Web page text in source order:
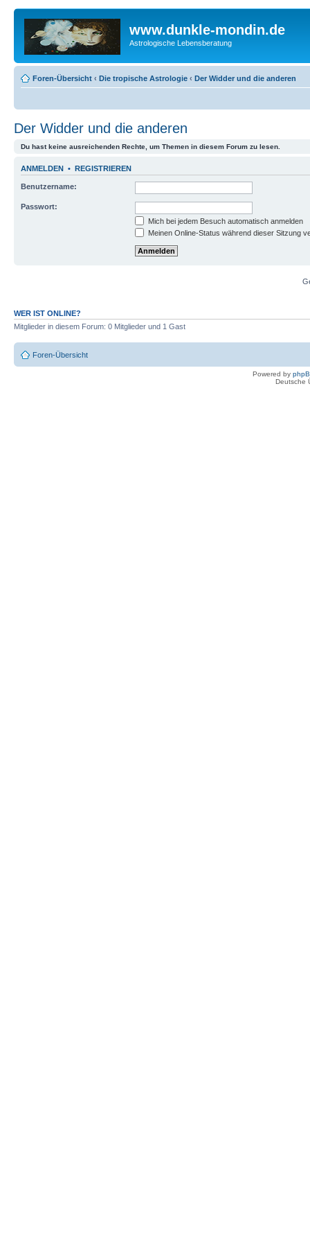
www.dunkle-mondin.de
Astrologische Lebensberatung
Foren-Übersicht ‹ Die tropische Astrologie ‹ Der Widder und die anderen
Der Widder und die anderen
Du hast keine ausreichenden Rechte, um Themen in diesem Forum zu lesen.
ANMELDEN • REGISTRIEREN
Benutzername:
Passwort:
Mich bei jedem Besuch automatisch anmelden
Meinen Online-Status während dieser Sitzung
WER IST ONLINE?
Mitglieder in diesem Forum: 0 Mitglieder und 1 Gast
Foren-Übersicht
Powered by
Deutsche